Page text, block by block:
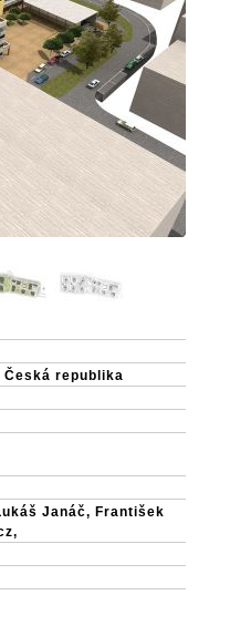
Česká republika
Janáč, František